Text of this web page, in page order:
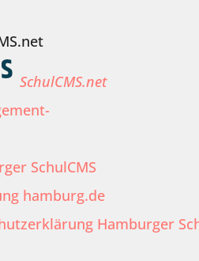
SchulCMS.net
SchulCMS
hamburg.de
Hamburger